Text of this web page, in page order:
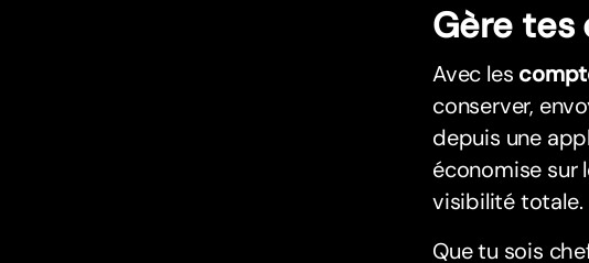
Gère tes
Avec les
conserver,
depuis une
économise sur
visibilité totale.
Que tu sois